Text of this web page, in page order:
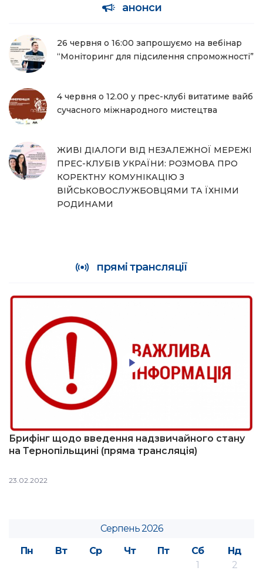
анонси
26 червня о 16:00 запрошуємо на вебінар
“Моніторинг для підсилення спроможності”
4 червня о 12.00 у прес-клубі витатиме вайб
сучасного міжнародного мистецтва
ЖИВІ ДІАЛОГИ ВІД НЕЗАЛЕЖНОЇ МЕРЕЖІ
ПРЕС-КЛУБІВ УКРАЇНИ: РОЗМОВА ПРО
КОРЕКТНУ КОМУНІКАЦІЮ З
ВІЙСЬКОВОСЛУЖБОВЦЯМИ ТА ЇХНІМИ
РОДИНАМИ
прямі трансляції
Брифінг щодо введення надзвичайного стану
на Тернопільщині (пряма трансляція)
23.02.2022
Серпень 2026
Пн
Вт Ср Чт Пт Сб
Нд
1
2